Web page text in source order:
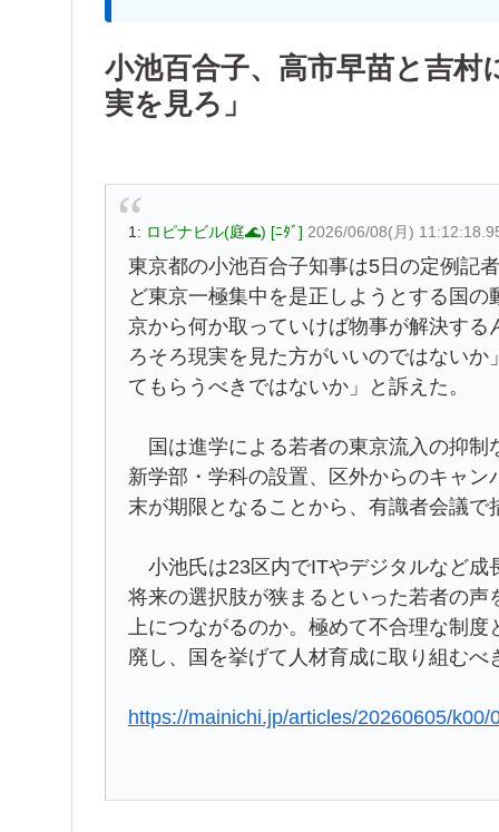
小池百合子、高市早苗と吉
実を見ろ」
1: ロピナビル(庭🌊) [ﾆﾀﾞ] 2026/06/08(月)
東京都の小池百合子知事は5日の定例記
ど東京一極集中を是正しようとする国
京から何か取っていけば物事が解決す
ろそろ現実を見た方がいいのではない
てもらうべきではないか」と訴えた。
国は進学による若者の東京流入の抑制
新学部・学科の設置、区外からのキャ
末が期限となることから、有識者会議
小池氏は23区内でITやデジタルなど成
将来の選択肢が狭まるといった若者の
上につながるのか。極めて不合理な制
廃し、国を挙げて人材育成に取り組む
https://mainichi.jp/articles/20260605/k00/